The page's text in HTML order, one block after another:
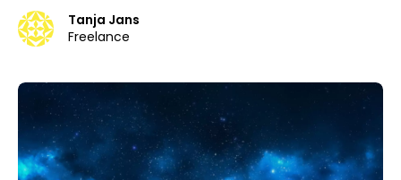
Tanja Jans
Freelance